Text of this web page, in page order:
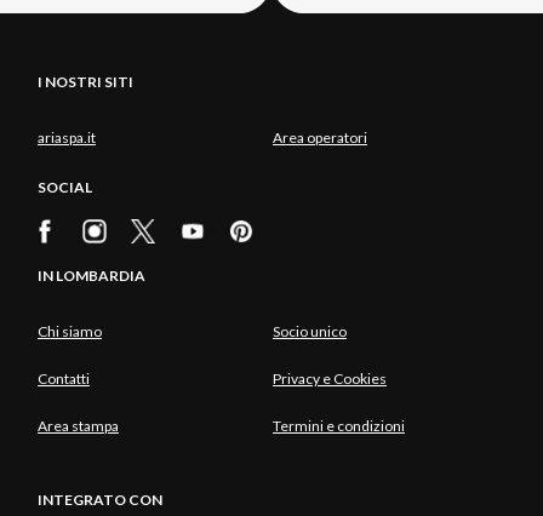
I NOSTRI SITI
ariaspa.it Area operatori
SOCIAL
IN LOMBARDIA
Chi siamo Socio unico
Contatti Privacy e Cookies
Area stampa Termini e condizioni
INTEGRATO CON